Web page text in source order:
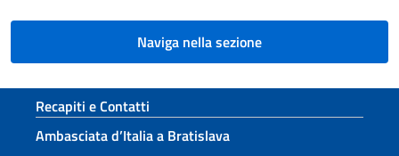
Naviga nella sezione
Sezione footer
Recapiti e Contatti
Ambasciata d’Italia a Bratislava